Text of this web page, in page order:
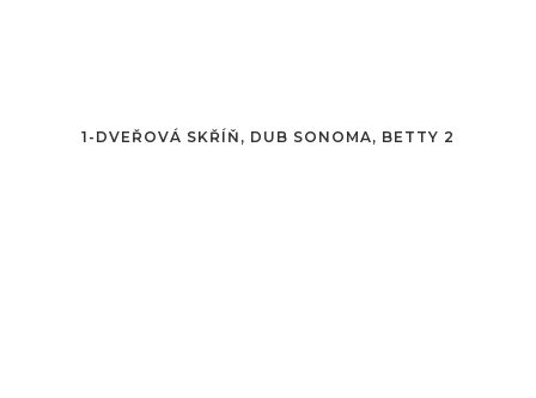
1-DVEŘOVÁ SKŘÍŇ, DUB SONOMA, BETTY 2